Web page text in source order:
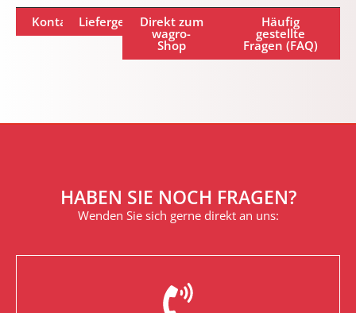
Kontakt LiefergebietDirekt zum
wagro-
Shop
Häufig
gestellte
Fragen (FAQ)
HABEN SIE NOCH FRAGEN?
Wenden Sie sich gerne direkt an uns: